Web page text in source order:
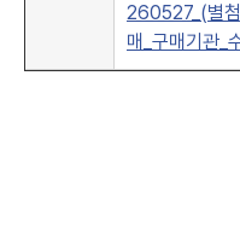
260527_(별
매_구매기관